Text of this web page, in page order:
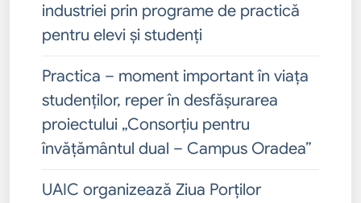
industriei prin programe de practică
pentru elevi și studenți
Practica – moment important în viața
studenților, reper în desfășurarea
proiectului „Consorțiu pentru
învățământul dual – Campus Oradea”
UAIC organizează Ziua Porților